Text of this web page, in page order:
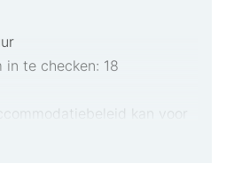
te checken: 18
kan voor
in rekening worden